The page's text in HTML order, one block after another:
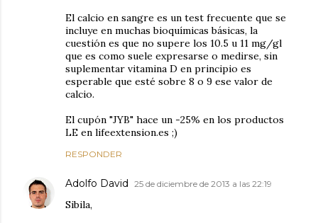
El calcio en sangre es un test frecuente que se
incluye en muchas bioquímicas básicas, la
cuestión es que no supere los 10.5 u 11 mg/gl
que es como suele expresarse o medirse, sin
suplementar vitamina D en principio es
esperable que esté sobre 8 o 9 ese valor de
calcio.
El cupón "JYB" hace un -25% en los productos
LE en lifeextension.es ;)
RESPONDER
Adolfo David 25 de diciembre de 2013 a las 22:19
Sibila,